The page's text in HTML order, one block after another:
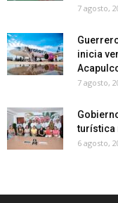
7 agosto,
inicia
7 agosto,
turística
6 agosto,